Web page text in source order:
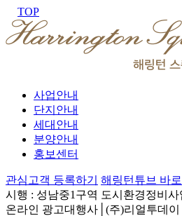
TOP
사업안내
단지안내
세대안내
분양안내
홍보센터
관심고객 등록하기
해링턴튜브 바로
시행 : 성남중1구역 도시환경정비
온라인 광고대행사│(주)리얼투데